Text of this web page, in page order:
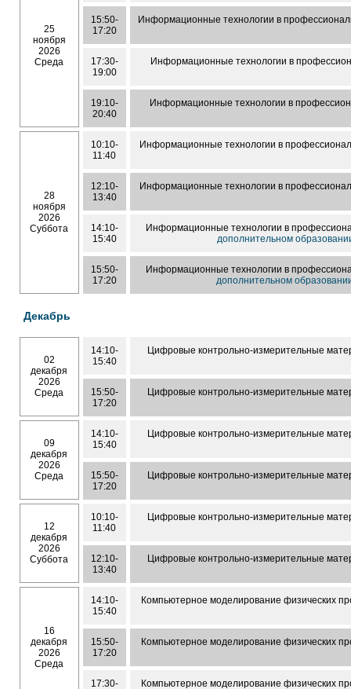
25
ноября
2026
Среда
15:50-
17:20
Информационные технологии в
17:30-
19:00
Информационные технологии в
19:10-
20:40
Информационные технологии в
28
ноября
2026
Суббота
10:10-
11:40
Информационные технологии в
12:10-
13:40
Информационные технологии в
14:10-
15:40
Информационные технологии в
дополнительном
15:50-
17:20
Информационные технологии в
дополнительном
Декабрь
02
декабря
2026
Среда
14:10-
15:40
Цифровые контрольно-измерительные
15:50-
17:20
Цифровые контрольно-измерительные
09
декабря
2026
Среда
14:10-
15:40
Цифровые контрольно-измерительные
15:50-
17:20
Цифровые контрольно-измерительные
12
декабря
2026
Суббота
10:10-
11:40
Цифровые контрольно-измерительные
12:10-
13:40
Цифровые контрольно-измерительные
16
декабря
2026
Среда
14:10-
15:40
Компьютерное моделирование физических
15:50-
17:20
Компьютерное моделирование физических
17:30-
Компьютерное моделирование физических